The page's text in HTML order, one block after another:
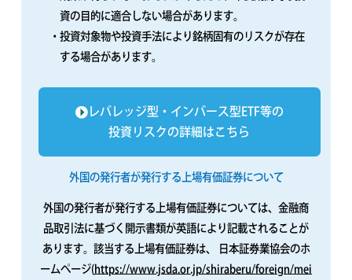
資の目的に適合しない場合があります。
・投資対象物や投資手法により銘柄固有のリスクが存在
する場合があります。
レバレッジ型・インバース型ETF等の
投資リスクの詳細はこちら
外国の発行者が発行する上場有価証券について
外国の発行者が発行する上場有価証券については、金融商
品取引法に基づく開示書類が英語により記載されることが
あります。該当する上場有価証券は、
日本証券業協会のホ
ームページ(https://www.jsda.or.jp/shiraberu/foreign/mei